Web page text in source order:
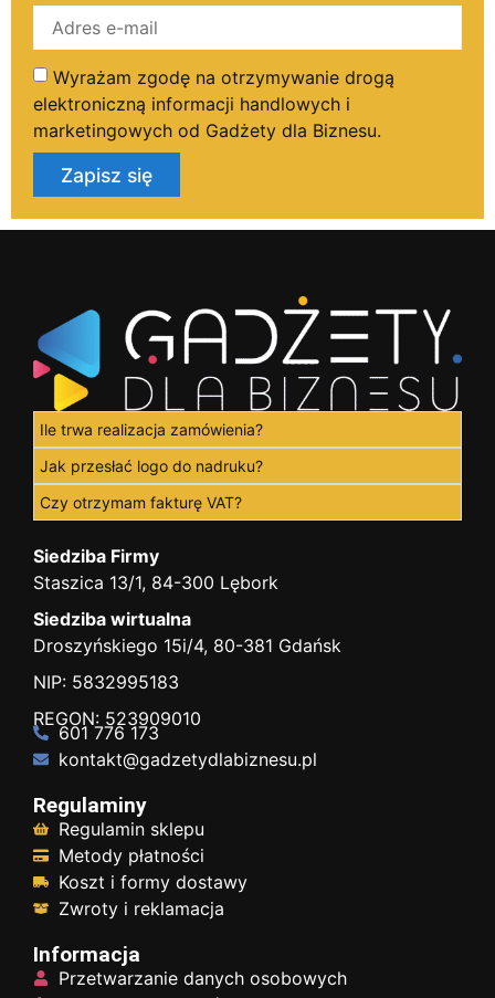
Wyrażam zgodę na otrzymywanie drogą
elektroniczną informacji handlowych i
marketingowych od Gadżety dla Biznesu.
Zapisz się
Ile trwa realizacja zamówienia?
Jak przesłać logo do nadruku?
Czy otrzymam fakturę VAT?
Siedziba Firmy
Staszica 13/1, 84-300 Lębork
Siedziba wirtualna
Droszyńskiego 15i/4, 80-381 Gdańsk
NIP: 5832995183
REGON: 523909010
601 776 173
kontakt@gadzetydlabiznesu.pl
Regulaminy
Regulamin sklepu
Metody płatności
Koszt i formy dostawy
Zwroty i reklamacja
Informacja
Przetwarzanie danych osobowych